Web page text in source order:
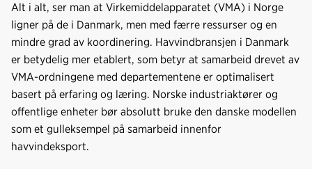
Alt i alt, ser man at Virkemiddelapparatet (VMA) i Norge
ligner på de i Danmark, men med færre ressurser og en
mindre grad av koordinering. Havvindbransjen i Danmark
er betydelig mer etablert, som betyr at samarbeid drevet av
VMA-ordningene med departementene er optimalisert
basert på erfaring og læring. Norske industriaktører og
offentlige enheter bør absolutt bruke den danske modellen
som et gulleksempel på samarbeid innenfor
havvindeksport.